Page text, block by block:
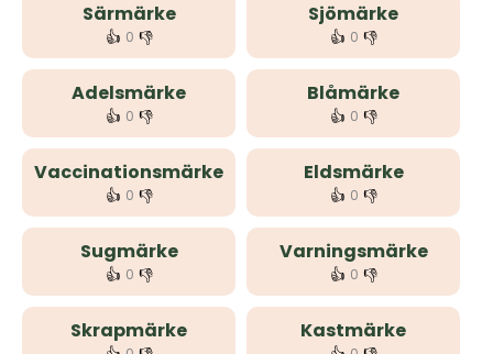
Särmärke
👍 0 👎
Sjömärke
👍 0 👎
Adelsmärke
👍 0 👎
Blåmärke
👍 0 👎
Vaccinationsmärke
👍 0 👎
Eldsmärke
👍 0 👎
Sugmärke
👍 0 👎
Varningsmärke
👍 0 👎
Skrapmärke Kastmärke